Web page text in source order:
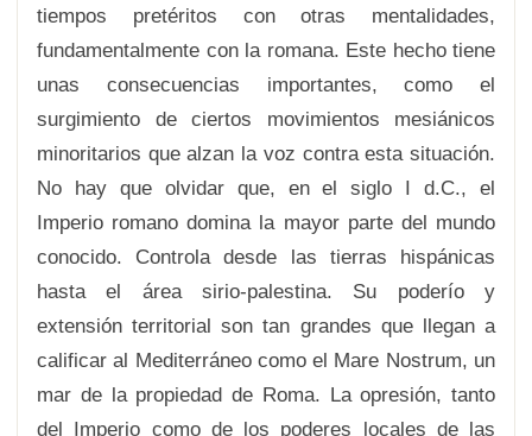
tiempos pretéritos con otras mentalidades,
fundamentalmente con la romana. Este hecho tiene
unas consecuencias importantes, como el
surgimiento de ciertos movimientos mesiánicos
minoritarios que alzan la voz contra esta situación.
No hay que olvidar que, en el siglo I d.C., el
Imperio romano domina la mayor parte del mundo
conocido. Controla desde las tierras hispánicas
hasta el área sirio-palestina. Su poderío y
extensión territorial son tan grandes que llegan a
calificar al Mediterráneo como el Mare Nostrum, un
mar de la propiedad de Roma. La opresión, tanto
del Imperio como de los poderes locales de las